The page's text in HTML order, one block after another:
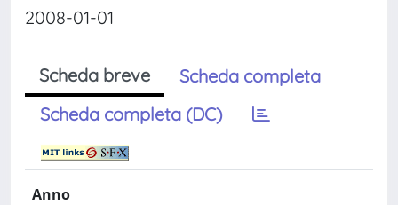
2008-01-01
Scheda breve
Scheda completa
Scheda completa (DC)
Anno